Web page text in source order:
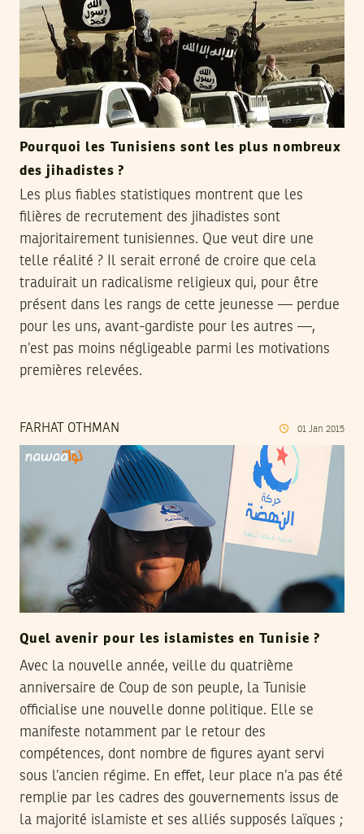
Pourquoi les Tunisiens sont les plus nombreux
des jihadistes ?
Les plus fiables statistiques montrent que les
filières de recrutement des jihadistes sont
majoritairement tunisiennes. Que veut dire une
telle réalité ? Il serait erroné de croire que cela
traduirait un radicalisme religieux qui, pour être
présent dans les rangs de cette jeunesse — perdue
pour les uns, avant-gardiste pour les autres —,
n’est pas moins négligeable parmi les motivations
premières relevées.
FARHAT OTHMAN 01 Jan 2015
Quel avenir pour les islamistes en Tunisie ?
Avec la nouvelle année, veille du quatrième
anniversaire de Coup de son peuple, la Tunisie
officialise une nouvelle donne politique. Elle se
manifeste notamment par le retour des
compétences, dont nombre de figures ayant servi
sous l’ancien régime. En effet, leur place n’a pas été
remplie par les cadres des gouvernements issus de
la majorité islamiste et ses alliés supposés laïques ;